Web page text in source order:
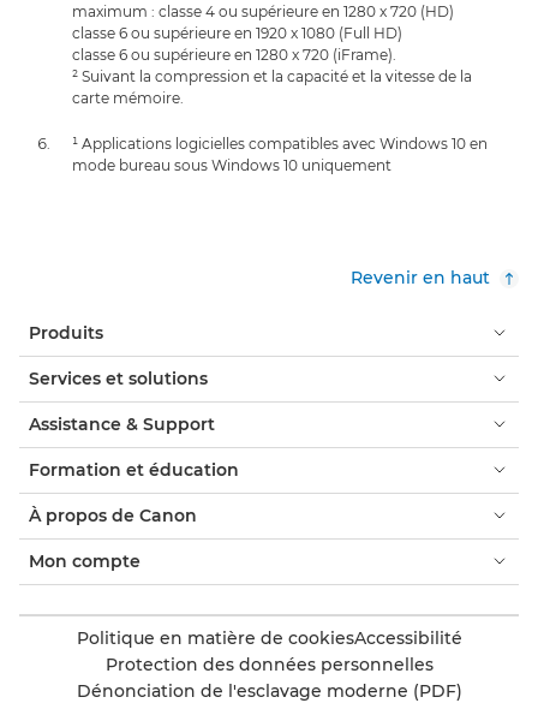
maximum : classe 4 ou supérieure en 1280 x 720 (HD)
classe 6 ou supérieure en 1920 x 1080 (Full HD)
classe 6 ou supérieure en 1280 x 720 (iFrame).
² Suivant la compression et la capacité et la vitesse de la
carte mémoire.
¹ Applications logicielles compatibles avec Windows 10 en
mode bureau sous Windows 10 uniquement
Revenir en haut
Produits
Services et solutions
Assistance & Support
Formation et éducation
À propos de Canon
Mon compte
Politique en matière de cookiesAccessibilité
Protection des données personnelles
Dénonciation de l'esclavage moderne (PDF)